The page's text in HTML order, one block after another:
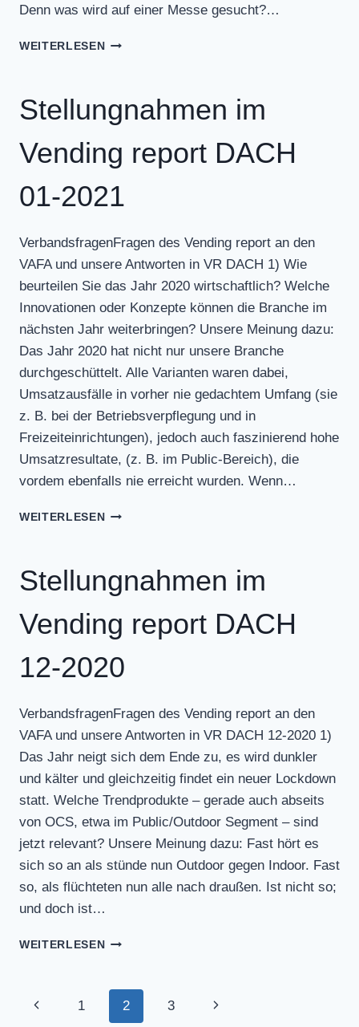
Denn was wird auf einer Messe gesucht?…
WEITERLESENSTELLUNGNAHMEN
DACH
02-
Stellungnahmen im
Vending report DACH
01-2021
VerbandsfragenFragen des Vending report an den
VAFA und unsere Antworten in VR DACH 1) Wie
beurteilen Sie das Jahr 2020 wirtschaftlich? Welche
Innovationen oder Konzepte können die Branche im
nächsten Jahr weiterbringen? Unsere Meinung dazu:
Das Jahr 2020 hat nicht nur unsere Branche
durchgeschüttelt. Alle Varianten waren dabei,
Umsatzausfälle in vorher nie gedachtem Umfang (sie
z. B. bei der Betriebsverpflegung und in
Freizeiteinrichtungen), jedoch auch faszinierend hohe
Umsatzresultate, (z. B. im Public-Bereich), die
vordem ebenfalls nie erreicht wurden. Wenn…
WEITERLESENSTELLUNGNAHMEN
DACH
01-
Stellungnahmen im
Vending report DACH
12-2020
VerbandsfragenFragen des Vending report an den
VAFA und unsere Antworten in VR DACH 12-2020 1)
Das Jahr neigt sich dem Ende zu, es wird dunkler
und kälter und gleichzeitig findet ein neuer Lockdown
statt. Welche Trendprodukte – gerade auch abseits
von OCS, etwa im Public/Outdoor Segment – sind
jetzt relevant? Unsere Meinung dazu: Fast hört es
sich so an als stünde nun Outdoor gegen Indoor. Fast
so, als flüchteten nun alle nach draußen. Ist nicht so;
und doch ist…
WEITERLESENSTELLUNGNAHMEN
REPORT
DACH
Seitennavigation
Vorherige1 2 3 Nächste